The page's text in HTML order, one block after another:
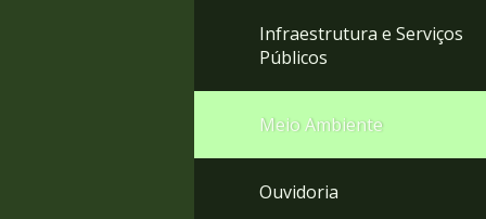
Infraestrutura e Serviços
Públicos
Meio Ambiente
Ouvidoria